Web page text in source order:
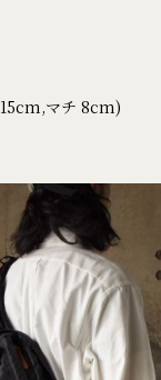
マチ 8cm)